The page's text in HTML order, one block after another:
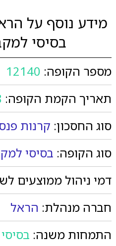
מידע נוסף על
בסיסי
מספר הקופה: 12140
תאריך הקמת הקופה:
סוג החסכון: קרנות
סוג הקופה: בסיסי
דמי ניהול ממוצעים
חברה מנהלת: הראל
התמחות משנה: